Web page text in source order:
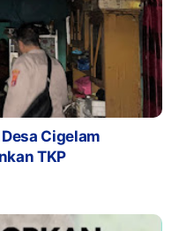
Cigelam
TKP